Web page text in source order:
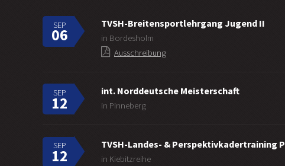
SEP
06
TVSH-Breitensportlehrgang Jugend II
in Bordesholm
Ausschreibung
SEP
12
int. Norddeutsche Meisterschaft
in Pinneberg
SEP
12
TVSH-Landes- & Perspektivkadertraining
in Kiebitzreihe